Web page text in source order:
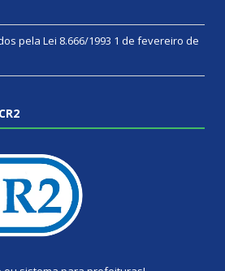
pela Lei 8.666/1993 1 de fevereiro de